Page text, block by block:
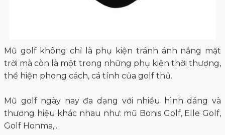
Mũ golf không chỉ là phụ kiện tránh ánh nắng mặt
trời mà còn là một trong những phụ kiện thời thượng,
thể hiện phong cách, cá tính của golf thủ.
Mũ golf ngày nay đa dạng với nhiều hình dáng và
thương hiệu khác nhau như: mũ Bonis Golf, Elle Golf,
Golf Honma,...